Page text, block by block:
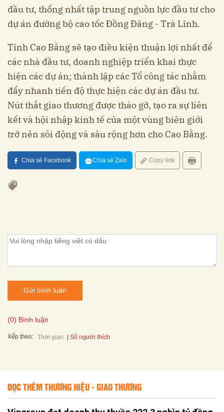
đầu tư, thống nhất tập trung nguồn lực đầu tư cho
dự án đường bộ cao tốc Đồng Đăng - Trà Lĩnh.
Tỉnh Cao Bằng sẽ tạo điều kiện thuận lợi nhất để
các nhà đầu tư, doanh nghiệp triển khai thực
hiện các dự án; thành lập các Tổ công tác nhằm
đẩy nhanh tiến độ thực hiện các dự án đầu tư.
Nút thắt giao thương được tháo gỡ, tạo ra sự liên
kết và hội nhập kinh tế của một vùng biên giới
trở nên sôi động và sâu rộng hơn cho Cao Bằng.
Chia sẻ Facebook Chia sẻ Zalo Copy link
Gửi bình luận
(0) Bình luận
Xếp theo: Thời gian Số người thích
ĐỌC THÊM THƯƠNG HIỆU - GIAO THƯƠNG